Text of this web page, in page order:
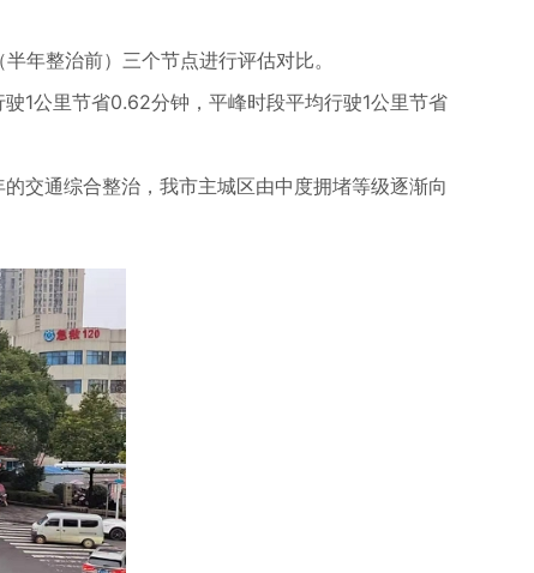
年整治前）三个节点进行评估对比。
1公里节省0.62分钟，平峰时段平均行驶1公里节省
交通综合整治，我市主城区由中度拥堵等级逐渐向